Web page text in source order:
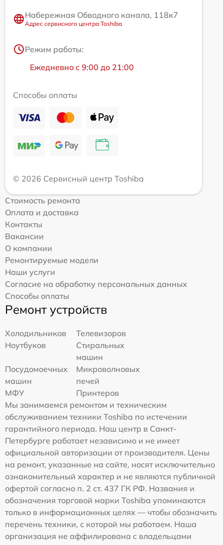
Набережная Обводного канала, 118к7
Адрес сервисного центра Toshiba
Режим работы:
Ежедневно с 9:00 до 21:00
Способы оплаты
© 2026 Сервисный центр Toshiba
Стоимость ремонта
Оплата и доставка
Контакты
Вакансии
О компании
Ремонтируемые модели
Наши услуги
Согласие на обработку персональных данных
Способы оплаты
Ремонт устройств
Холодильников
Телевизоров
Ноутбуков
Стиральных
машин
Посудомоечных
машин
Микроволновых
печей
МФУ
Принтеров
Мы занимаемся ремонтом и техническим
обслуживанием техники Toshiba по истечении
гарантийного периода. Наш центр в Санкт-
Петербурге работает независимо и не имеет
официальной авторизации от производителя. Цены
на ремонт, указанные на сайте, носят исключительно
ознакомительный характер и не являются публичной
офертой согласно п. 2 ст. 437 ГК РФ. Названия и
обозначения торговой марки Toshiba упоминаются
только в информационных целях — чтобы обозначить
перечень техники, с которой мы работаем. Наша
организация не аффилирована с владельцами